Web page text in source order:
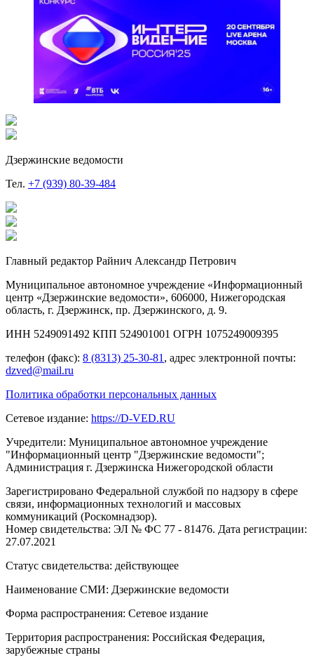
Дзержинские ведомости
Тел. +7 (939) 80-39-484
Главный редактор Райнич Александр Петрович
Муниципальное автономное учреждение «Информационный
центр «Дзержинские ведомости», 606000, Нижегородская
область, г. Дзержинск, пр. Дзержинского, д. 9.
ИНН 5249091492 КПП 524901001 ОГРН 1075249009395
телефон (факс): 8 (8313) 25-30-81 , адрес электронной почты:
dzved@mail.ru
Политика обработки персональных данных
Сетевое издание: https://D-VED.RU
Учредители: Муниципальное автономное учреждение
"Информационный центр "Дзержинские ведомости";
Администрация г. Дзержинска Нижегородской области
Зарегистрировано Федеральной службой по надзору в сфере
связи, информационных технологий и массовых
коммуникаций (Роскомнадзор).
Номер свидетельства: ЭЛ № ФС 77 - 81476. Дата регистрации:
27.07.2021
Статус свидетельства: действующее
Наименование СМИ: Дзержинские ведомости
Форма распространения: Сетевое издание
Территория распространения: Российская Федерация,
зарубежные страны